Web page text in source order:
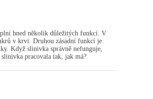
hned několik důležitých funkcí. V
v krvi. Druhou zásadní funkcí je
Když slinivka správně nefunguje,
pracovala tak, jak má?